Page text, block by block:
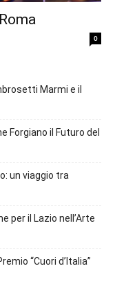
0
Marmi e il
Forgiano il Futuro del
un viaggio tra
per il Lazio nell’Arte
“Cuori d’Italia”